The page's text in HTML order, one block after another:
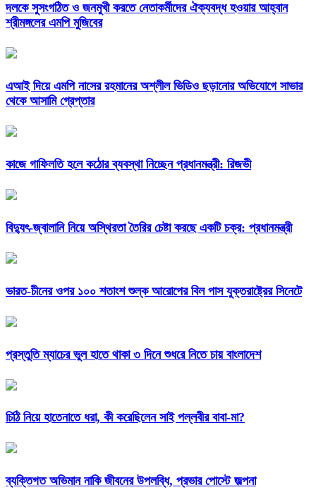
দলকে সুসংগঠিত ও জনমুখী করতে নেতাকর্মীদের ঐক্যবদ্ধ হওয়ার আহ্বান
শ্রীমঙ্গলের এমপি মুজিবের
এআই দিয়ে এমপি নাসের রহমানের অশ্লীল ভিডিও ছড়ানোর অভিযোগে সাভার
থেকে আসামি গ্রেপ্তার
কাজে গাফিলতি হলে কঠোর ব্যবস্থা নিচ্ছেন প্রধানমন্ত্রী: রিজভী
বিদ্যুৎ-জ্বালানি নিয়ে অস্থিরতা তৈরির চেষ্টা করছে একটি চক্র: প্রধানমন্ত্রী
ভারত-চীনের ওপর ১০০ শতাংশ শুল্ক আরোপের বিল পাস যুক্তরাষ্ট্রের সিনেটে
প্রস্তুতি ম্যাচের ভুল হাতে থাকা ৩ দিনে শুধরে নিতে চায় বাংলাদেশ
চিঠি নিয়ে হাতেনাতে ধরা, কী করেছিলেন সাই পল্লবীর বাবা-মা?
ব্যক্তিগত অভিমান নাকি জীবনের উপলব্ধি, প্রভার পোস্টে জল্পনা